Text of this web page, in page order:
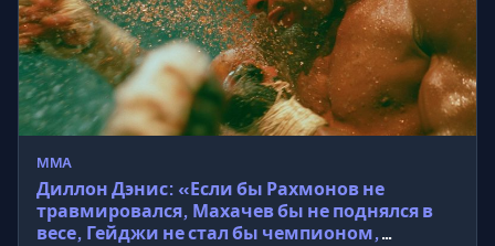
MMA
Диллон Дэнис: «Если бы Рахмонов не
травмировался, Махачев бы не поднялся в
весе, Гейджи не стал бы чемпионом,